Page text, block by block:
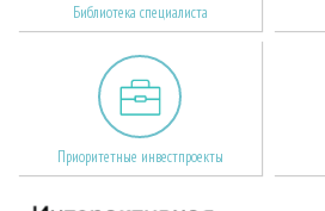
Библиотека специалиста
Приоритетные инвестпроекты